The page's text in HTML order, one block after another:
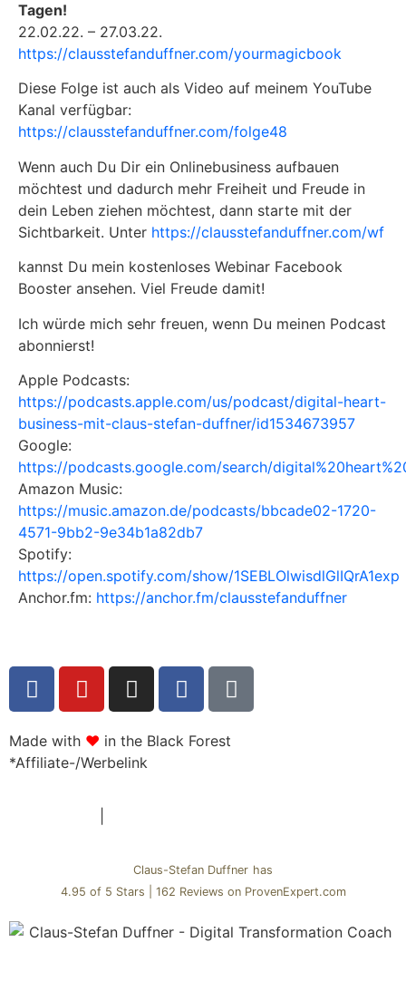
Tagen!
22.02.22. – 27.03.22.
https://clausstefanduffner.com/yourmagicbook
Diese Folge ist auch als Video auf meinem YouTube
Kanal verfügbar:
https://clausstefanduffner.com/folge48
Wenn auch Du Dir ein Onlinebusiness aufbauen
möchtest und dadurch mehr Freiheit und Freude in
dein Leben ziehen möchtest, dann starte mit der
Sichtbarkeit. Unter https://clausstefanduffner.com/wf
kannst Du mein kostenloses Webinar Facebook
Booster ansehen. Viel Freude damit!
Ich würde mich sehr freuen, wenn Du meinen Podcast
abonnierst!
Apple Podcasts:
https://podcasts.apple.com/us/podcast/digital-heart-
business-mit-claus-stefan-duffner/id1534673957
Google:
https://podcasts.google.com/search/
Amazon Music:
https://music.amazon.de/podcasts/bbcade02-1720-
4571-9bb2-9e34b1a82db7
Spotify:
https://open.spotify.com/show/1SEBLOlwisdlGlIQrA1exp
Anchor.fm: https://anchor.fm/clausstefanduffner
Made with ♥ in the Black Forest
*Affiliate-/Werbelink
Claus-Stefan Duffner has
4.95 of 5 Stars 162 Reviews on ProvenExpert.com